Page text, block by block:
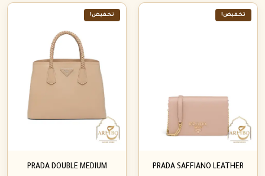
تخفيض!
PRADA SAFFIANO LEATHER
تخفيض!
PRADA DOUBLE MEDIUM